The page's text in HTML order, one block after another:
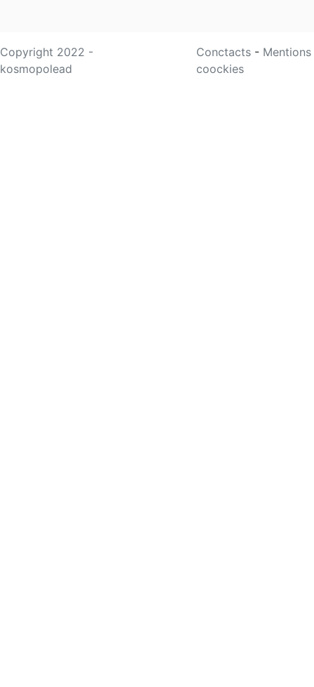
Copyright 2022 -
kosmopolead
Conctacts -
coockies